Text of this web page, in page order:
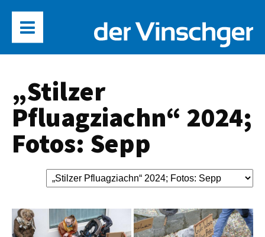
„Stilzer
Pfluagziachn“ 2024;
Fotos: Sepp